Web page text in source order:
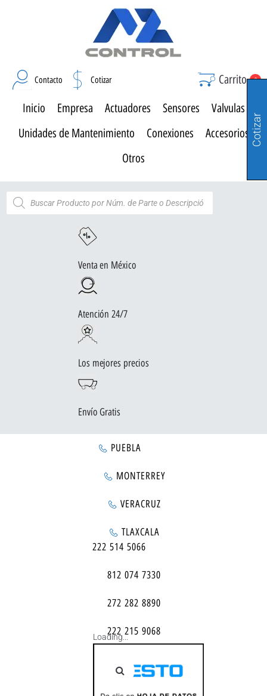
Contacto Cotizar Carrito 0
Inicio Empresa Actuadores Sensores
Valvulas
Unidades de Mantenimiento
Conexiones
Accesorios
Otros
Venta en México
Atención 24/7
Los mejores precios
Envío Gratis
PUEBLA
MONTERREY
VERACRUZ
TLAXCALA
222 514 5066
812 074 7330
272 282 8890
222 215 9068
Loading...
Cotizar